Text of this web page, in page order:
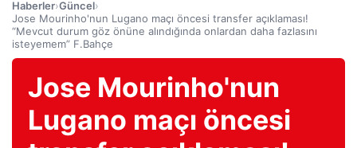
Haberler›Güncel›
Jose Mourinho'nun Lugano maçı öncesi transfer açıklaması!
“Mevcut durum göz önüne alındığında onlardan daha fazlasını
isteyemem” F.Bahçe
Jose Mourinho'nun
Lugano maçı öncesi